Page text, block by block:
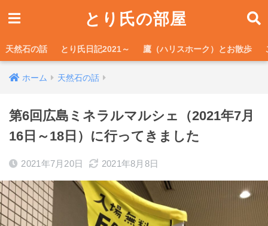
とり氏の部屋
天然石の話 とり氏日記2021～ 鷹（ハリスホーク）とお散歩
ホーム 天然石の話
第6回広島ミネラルマルシェ（2021年7月
16日～18日）に行ってきました
2021年7月20日 2021年8月8日